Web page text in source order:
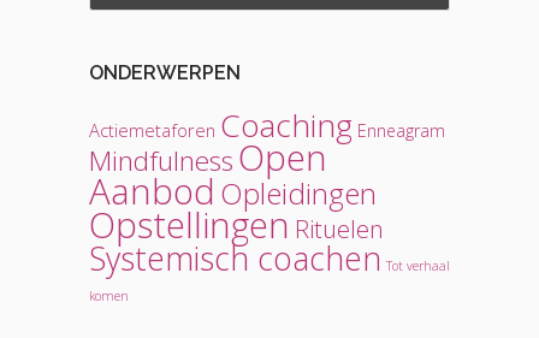
ONDERWERPEN
Actiemetaforen Coaching Enneagram
MindfulnessOpen
Aanbod Opleidingen
Opstellingen Rituelen
Systemisch coachen Tot verhaal
komen